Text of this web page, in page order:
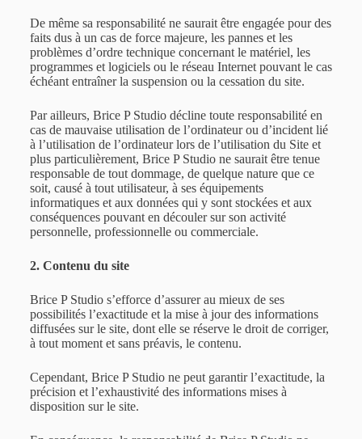
De même sa responsabilité ne saurait être engagée pour des
faits dus à un cas de force majeure, les pannes et les
problèmes d’ordre technique concernant le matériel, les
programmes et logiciels ou le réseau Internet pouvant le cas
échéant entraîner la suspension ou la cessation du site.
Par ailleurs, Brice P Studio décline toute responsabilité en
cas de mauvaise utilisation de l’ordinateur ou d’incident lié
à l’utilisation de l’ordinateur lors de l’utilisation du Site et
plus particulièrement, Brice P Studio ne saurait être tenue
responsable de tout dommage, de quelque nature que ce
soit, causé à tout utilisateur, à ses équipements
informatiques et aux données qui y sont stockées et aux
conséquences pouvant en découler sur son activité
personnelle, professionnelle ou commerciale.
2. Contenu du site
Brice P Studio s’efforce d’assurer au mieux de ses
possibilités l’exactitude et la mise à jour des informations
diffusées sur le site, dont elle se réserve le droit de corriger,
à tout moment et sans préavis, le contenu.
Cependant, Brice P Studio ne peut garantir l’exactitude, la
précision et l’exhaustivité des informations mises à
disposition sur le site.